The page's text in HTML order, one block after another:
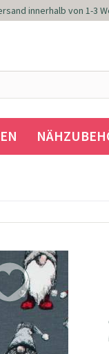
innerhalb von 1-3